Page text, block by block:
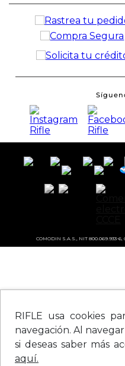
RIFLE usa cookies
navegación. Al
si deseas saber más
aquí.
COMODIN S.A.S., NIT 800.069.933-